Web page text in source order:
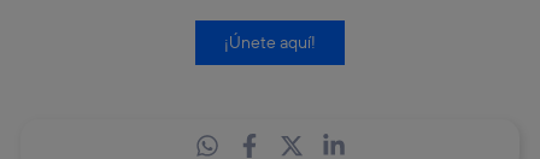
¡Únete aquí!